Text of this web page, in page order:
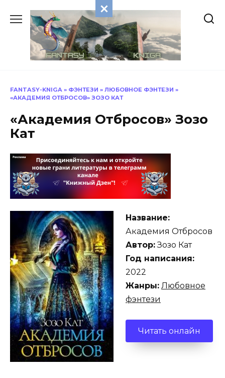
содержанию
FANTASY-KNIGA » ФЭНТЕЗИ » ЛЮБОВНОЕ ФЭНТЕЗИ »
«АКАДЕМИЯ ОТБРОСОВ» ЗОЗО КАТ
«Академия Отбросов» Зозо
Кат
Название:
Академия Отбросов
Автор:Зозо Кат
Год написания:
2022
Жанры: Любовное
фэнтези
Читать онлайн